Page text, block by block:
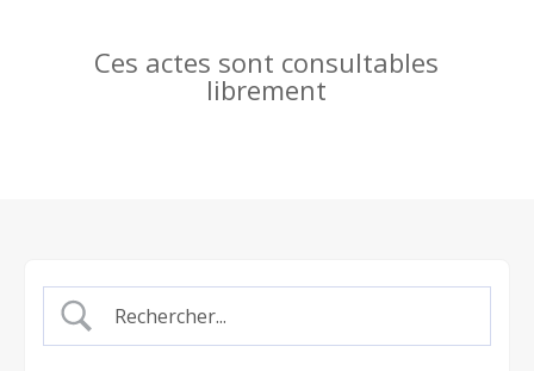
Ces actes sont consultables
librement